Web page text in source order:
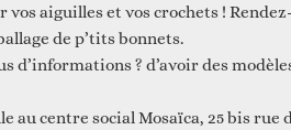
aiguilles et vos crochets !
de p’tits bonnets.
d’informations ? d’avoir des
centre social Mosaïca, 25 bis rue